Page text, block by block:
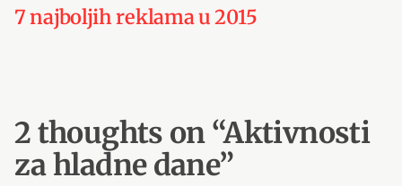
post:
7 najboljih reklama u 2015
2 thoughts on “Aktivnosti
za hladne dane”